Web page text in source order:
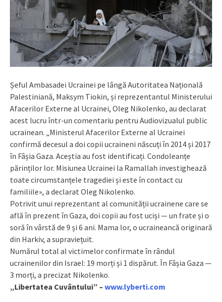
Șeful Ambasadei Ucrainei pe lângă Autoritatea Națională
Palestiniană, Maksym Tiokin, și reprezentantul Ministerului
Afacerilor Externe al Ucrainei, Oleg Nikolenko, au declarat
acest lucru într-un comentariu pentru Audiovizualul public
ucrainean. „Ministerul Afacerilor Externe al Ucrainei
confirmă decesul a doi copii ucraineni născuți în 2014 și 2017
în Fâșia Gaza. Aceștia au fost identificați. Condoleanțe
părinților lor. Misiunea Ucrainei la Ramallah investighează
toate circumstanțele tragediei și este în contact cu
familiile», a declarat Oleg Nikolenko.
Potrivit unui reprezentant al comunității ucrainene care se
află în prezent în Gaza, doi copii au fost uciși — un frate și o
soră în vârstă de 9 și 6 ani. Mama lor, o ucraineancă originară
din Harkiv, a supraviețuit.
Numărul total al victimelor confirmate în rândul
ucrainenilor din Israel: 19 morți și 1 dispărut. În Fâșia Gaza —
3 morți, a precizat Nikolenko.
„Libertatea Cuvântului” – www.lyberti.com